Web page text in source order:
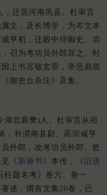
，迁居河南巩县。杜审言
文，及长博学，为岑文本
亨初，迁殿中侍御史。尝
召为考功员外郎屈之。时
上书言敬玄罪，帝恶易简
御史台杂注》及集。
北襄樊)人。杜审言从祖
，补渭南县尉。高宗咸亨
外郎，改考功员外郎。贬
《新唐书》本传，《 旧唐
柱题名考》卷六、卷一
述，撰有文集20卷，已